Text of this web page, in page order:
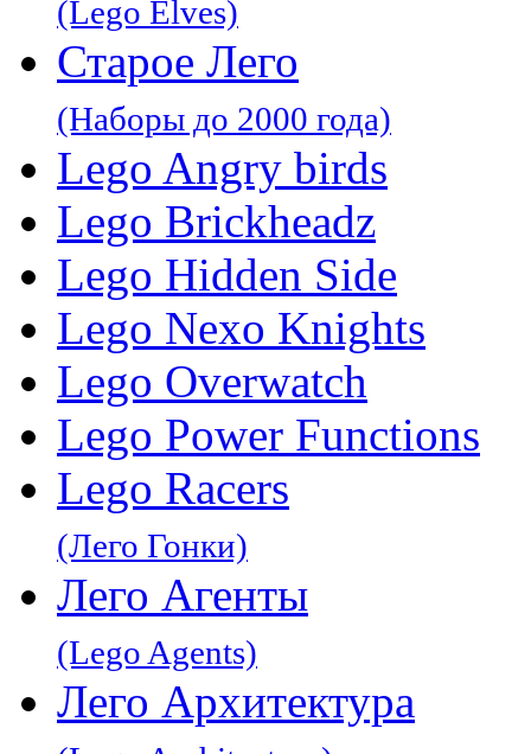
(Lego Elves)
Старое Лего
(Наборы до 2000 года)
Lego Angry birds
Lego Brickheadz
Lego Hidden Side
Lego Nexo Knights
Lego Overwatch
Lego Power Functions
Lego Racers
(Лего Гонки)
Лего Агенты
(Lego Agents)
Лего Архитектура